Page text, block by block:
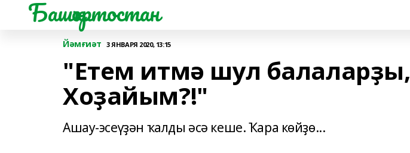
Башҡортостан
Йәмғиәт 3 ЯНВАРЯ 2020, 13:15
"Етем итмә шул балаларҙы,
Хоҙайым?!"
Ашау-эсеүҙән ҡалды әсә кеше. Ҡара көйҙө...